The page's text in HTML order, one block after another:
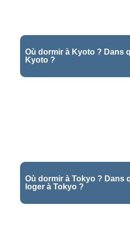
Où dormir à Kyoto ? Dans
Kyoto ?
Où dormir à Tokyo ? Dans
loger à Tokyo ?